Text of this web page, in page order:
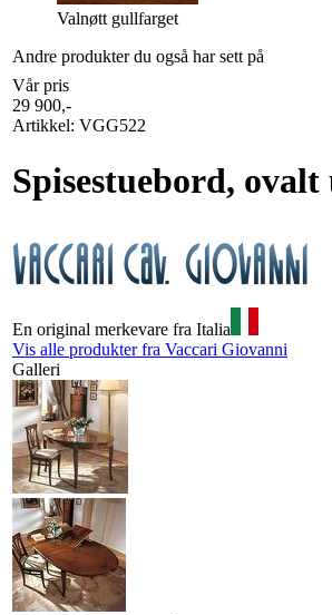
Valnøtt gullfarget
Andre produkter du også har sett på
Vår pris
29 900,-
Artikkel: VGG522
Spisestuebord,
En original merkevare fra Italia
Vis alle produkter fra Vaccari Giovanni
Galleri